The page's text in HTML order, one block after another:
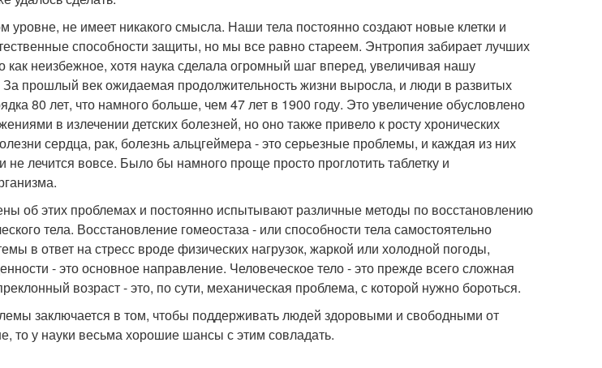
уровне, не имеет никакого смысла. Наши тела постоянно создают новые клетки и
способности защиты, но мы все равно стареем. Энтропия забирает лучших
неизбежное, хотя наука сделала огромный шаг вперед, увеличивая нашу
За прошлый век ожидаемая продолжительность жизни выросла, и люди в развитых
80 лет, что намного больше, чем 47 лет в 1900 году. Это увеличение обусловлено
в излечении детских болезней, но оно также привело к росту хронических
сердца, рак, болезнь альцгеймера - это серьезные проблемы, и каждая из них
не лечится вовсе. Было бы намного проще просто проглотить таблетку и
об этих проблемах и постоянно испытывают различные методы по восстановлению
тела. Восстановление гомеостаза - или способности тела самостоятельно
в ответ на стресс вроде физических нагрузок, жаркой или холодной погоды,
- это основное направление. Человеческое тело - это прежде всего сложная
возраст - это, по сути, механическая проблема, с которой нужно бороться.
заключается в том, чтобы поддерживать людей здоровыми и свободными от
то у науки весьма хорошие шансы с этим совладать.